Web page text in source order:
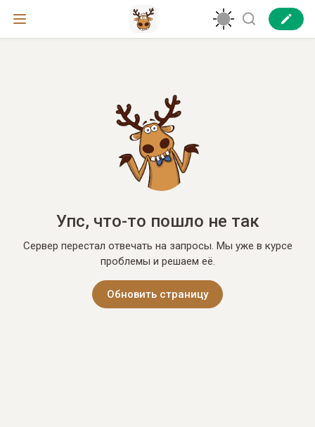
Упс, что-то пошло не так
Сервер перестал отвечать на запросы. Мы уже в курсе
проблемы и решаем её.
Обновить страницу